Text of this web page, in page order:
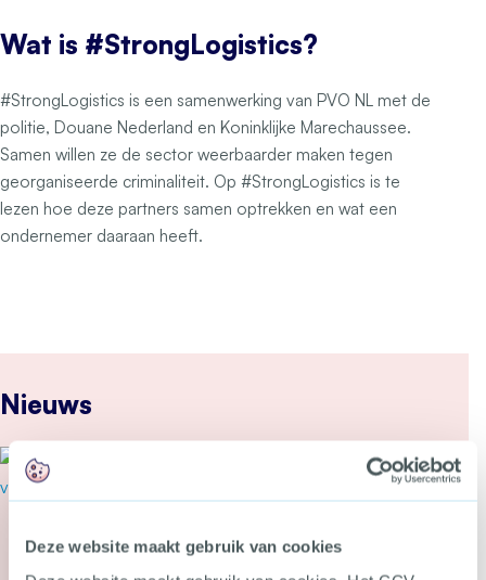
Deze website maakt gebruik van cookies
Wat is #StrongLogistics?
#StrongLogistics is een samenwerking van PVO NL met de
politie, Douane Nederland en Koninklijke Marechaussee.
Samen willen ze de sector weerbaarder maken tegen
georganiseerde criminaliteit. Op #StrongLogistics is te
lezen hoe deze partners samen optrekken en wat een
ondernemer daaraan heeft.
Nieuws
Cyberbeveiligingswet vanaf 15
augustus van kracht: wat kun je